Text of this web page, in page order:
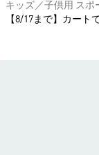
キッズ／子供用 スポ
【8/17まで】カート